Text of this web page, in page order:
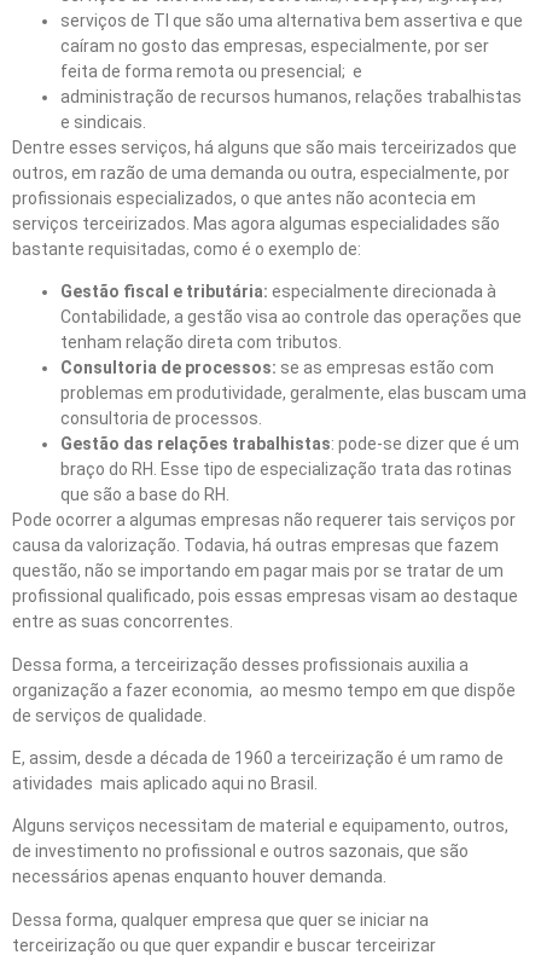
serviços de TI que são uma alternativa bem assertiva e que
caíram no gosto das empresas, especialmente, por ser
feita de forma remota ou presencial; e
administração de recursos humanos, relações trabalhistas
e sindicais.
Dentre esses serviços, há alguns que são mais terceirizados que
outros, em razão de uma demanda ou outra, especialmente, por
profissionais especializados, o que antes não acontecia em
serviços terceirizados. Mas agora algumas especialidades são
bastante requisitadas, como é o exemplo de:
Gestão fiscal e tributária: especialmente direcionada à
Contabilidade, a gestão visa ao controle das operações que
tenham relação direta com tributos.
Consultoria de processos: se as empresas estão com
problemas em produtividade, geralmente, elas buscam uma
consultoria de processos.
Gestão das relações trabalhistas: pode-se dizer que é um
braço do RH. Esse tipo de especialização trata das rotinas
que são a base do RH.
Pode ocorrer a algumas empresas não requerer tais serviços por
causa da valorização. Todavia, há outras empresas que fazem
questão, não se importando em pagar mais por se tratar de um
profissional qualificado, pois essas empresas visam ao destaque
entre as suas concorrentes.
Dessa forma, a terceirização desses profissionais auxilia a
organização a fazer economia, ao mesmo tempo em que dispõe
de serviços de qualidade.
E, assim, desde a década de 1960 a terceirização é um ramo de
atividades mais aplicado aqui no Brasil.
Alguns serviços necessitam de material e equipamento, outros,
de investimento no profissional e outros sazonais, que são
necessários apenas enquanto houver demanda.
Dessa forma, qualquer empresa que quer se iniciar na
terceirização ou que quer expandir e buscar terceirizar